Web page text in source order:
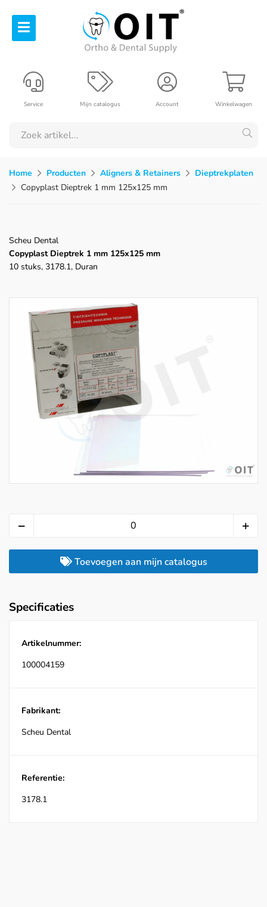
Winkelwagen
Account
Mijn catalogus
Service
Home Producten Aligners & Retainers
Dieptrekplaten
Copyplast Dieptrek 1 mm 125x125 mm
Scheu Dental
Copyplast Dieptrek 1 mm 125x125 mm
10 stuks, 3178.1, Duran
Toevoegen aan mijn catalogus
Specificaties
Artikelnummer:
100004159
Fabrikant:
Scheu Dental
Referentie:
3178.1